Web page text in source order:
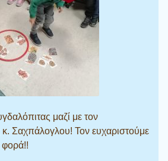
μαζί με τον
Σαχπάλογλου! Τον ευχαριστούμε
φορά!!